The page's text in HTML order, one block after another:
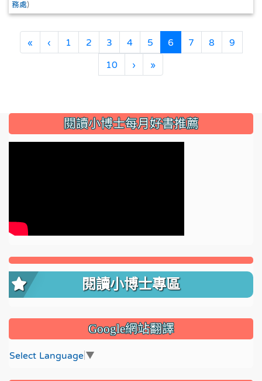
務處)
« ‹ 1 2 3 4 5 6(current)
7 8 9
10 › »
::: 閱讀小博士每月好書推薦
閱讀小博士專區
Google網站翻譯
Select Language ▼